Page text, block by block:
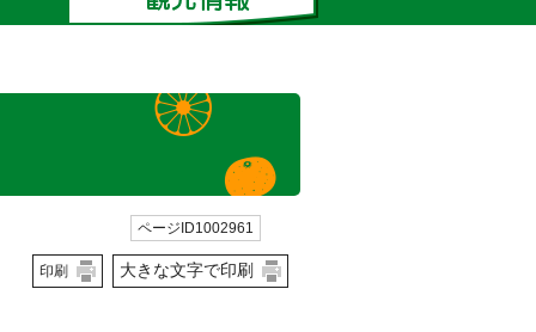
ページID1002961
印刷 大きな文字で印刷